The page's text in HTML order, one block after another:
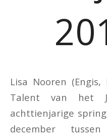
Lisa Nooren (Engis,
Talent van het
achttienjarige
december